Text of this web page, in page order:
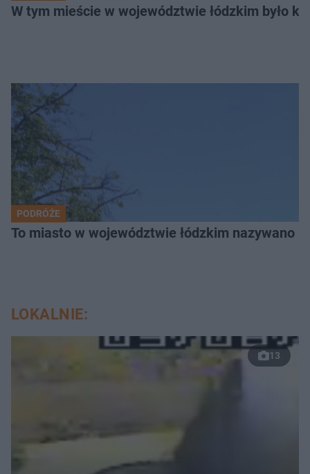
W tym mieście w województwie łódzkim było
PODRÓŻE
To miasto w województwie łódzkim nazywano
LOKALNIE:
13